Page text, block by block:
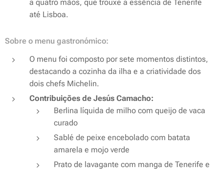
a quatro mãos, que trouxe a essência de Tenerife
até Lisboa.
Sobre o menu gastronómico:
O menu foi composto por sete momentos distintos,
destacando a cozinha da ilha e a criatividade dos
dois chefs Michelin.
Contribuições de Jesús Camacho:
Berlina líquida de milho com queijo de vaca
curado
Sablé de peixe encebolado com batata
amarela e mojo verde
Prato de lavagante com manga de Tenerife e